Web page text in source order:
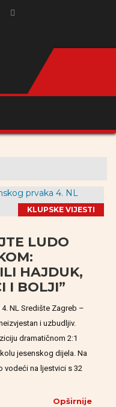
KLUPSKE VIJESTI
LUDO
HAJDUK,
I BOLJI”
NL Središte Zagreb –
i uzbudljiv.
dramatičnom 2:1
jesenskog dijela. Na
vodeći na ljestvici s 32
Opširnije